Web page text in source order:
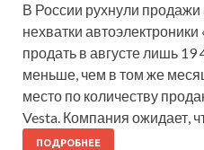
В России рухнули
нехватки
продать в августе лишь
меньше, чем в том же
место по количеству
Vesta. Компания ожидает,
ПОДРОБНЕЕ